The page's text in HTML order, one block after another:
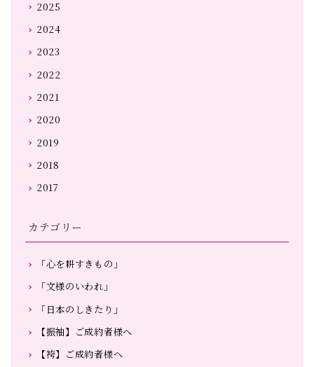
2025
2024
2023
2022
2021
2020
2019
2018
2017
カテゴリー
「心を耕すきもの」
「文様のいわれ」
「日本のしきたり」
【振袖】ご成約者様へ
【袴】ご成約者様へ